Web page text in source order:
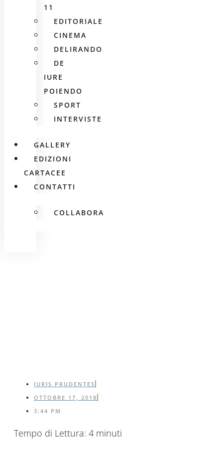
11
EDITORIALE
CINEMA
DELIRANDO
DE
IURE
POIENDO
SPORT
INTERVISTE
GALLERY
EDIZIONI
CARTACEE
CONTATTI
COLLABORA
IURIS PRUDENTES
OTTOBRE 17, 2018
3:44 PM
Tempo di Lettura: 4 minuti